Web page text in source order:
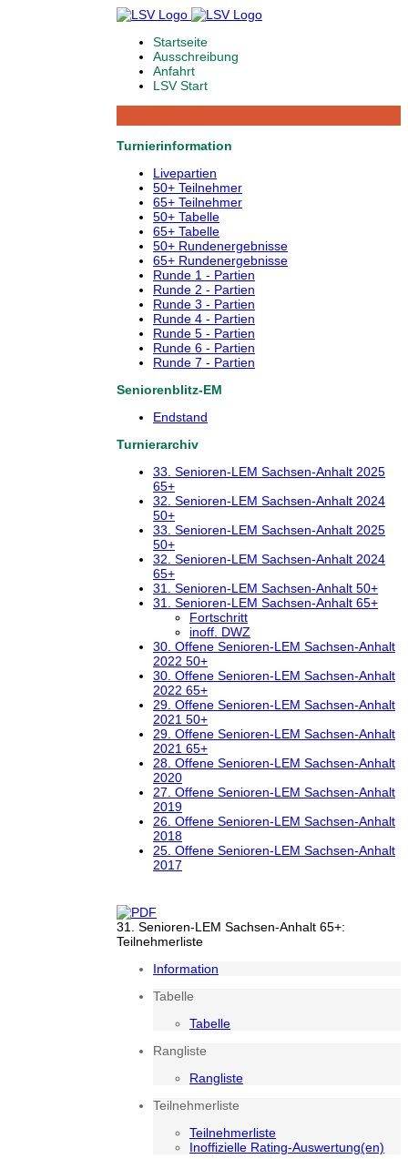
Startseite
Ausschreibung
Anfahrt
LSV Start
Turnierinformation
Livepartien
50+ Teilnehmer
65+ Teilnehmer
50+ Tabelle
65+ Tabelle
50+ Rundenergebnisse
65+ Rundenergebnisse
Runde 1 - Partien
Runde 2 - Partien
Runde 3 - Partien
Runde 4 - Partien
Runde 5 - Partien
Runde 6 - Partien
Runde 7 - Partien
Seniorenblitz-EM
Endstand
Turnierarchiv
33. Senioren-LEM Sachsen-Anhalt 2025
65+
32. Senioren-LEM Sachsen-Anhalt 2024
50+
33. Senioren-LEM Sachsen-Anhalt 2025
50+
32. Senioren-LEM Sachsen-Anhalt 2024
65+
31. Senioren-LEM Sachsen-Anhalt 50+
31. Senioren-LEM Sachsen-Anhalt 65+
Fortschritt
inoff. DWZ
30. Offene Senioren-LEM Sachsen-Anhalt
2022 50+
30. Offene Senioren-LEM Sachsen-Anhalt
2022 65+
29. Offene Senioren-LEM Sachsen-Anhalt
2021 50+
29. Offene Senioren-LEM Sachsen-Anhalt
2021 65+
28. Offene Senioren-LEM Sachsen-Anhalt
2020
27. Offene Senioren-LEM Sachsen-Anhalt
2019
26. Offene Senioren-LEM Sachsen-Anhalt
2018
25. Offene Senioren-LEM Sachsen-Anhalt
2017
31. Senioren-LEM Sachsen-Anhalt 65+:
Teilnehmerliste
Information
Tabelle
Tabelle
Rangliste
Rangliste
Teilnehmerliste
Teilnehmerliste
Inoffizielle Rating-Auswertung(en)